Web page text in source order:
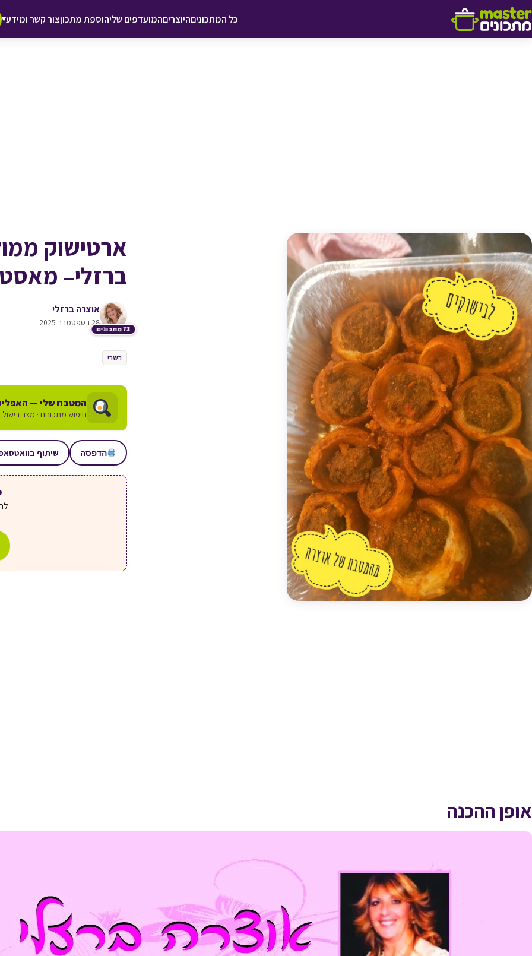
דלג לתוכן
כל המתכוניםהיוצריםהמועדפים שליהוספת מתכוןצור קשר ומידע▾
ארטישוק
ברזלי–
73 מתכונים
אוצרה ברזלי
28 בספטמבר 2025
♥ הוספה
בשרי
המטבח שלי —
חיפוש מתכונים · מצב
הדפסה שיתוף
אופן ההכנה